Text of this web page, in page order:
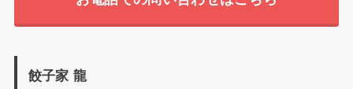
餃子家 龍